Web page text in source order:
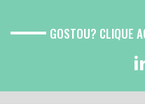
GOSTOU? CLIQUE